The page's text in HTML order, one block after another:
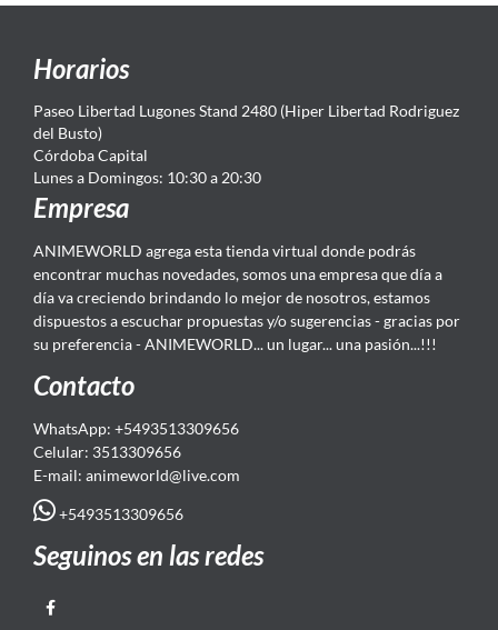
Horarios
Paseo Libertad Lugones Stand 2480 (Hiper Libertad Rodriguez
del Busto)
Córdoba Capital
Lunes a Domingos: 10:30 a 20:30
Empresa
ANIMEWORLD agrega esta tienda virtual donde podrás
encontrar muchas novedades, somos una empresa que día a
día va creciendo brindando lo mejor de nosotros, estamos
dispuestos a escuchar propuestas y/o sugerencias - gracias por
su preferencia - ANIMEWORLD... un lugar... una pasión...!!!
Contacto
WhatsApp: +5493513309656
Celular: 3513309656
E-mail: animeworld@live.com
+5493513309656
Seguinos en las redes